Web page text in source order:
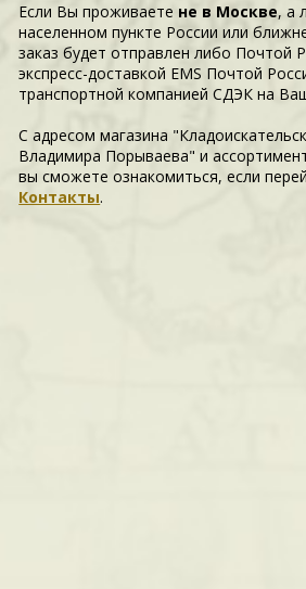
Если Вы проживаете не в Москве, а
населенном пункте России или
заказ будет отправлен либо Почтой
экспресс-доставкой EMS Почтой
транспортной компанией СДЭК на
С адресом магазина
Владимира Порываева" и
вы сможете ознакомиться, если
Контакты.